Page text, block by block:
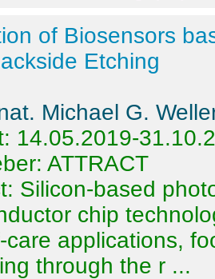
of Biosensors
Etching
Michael G.
14.05.2019-
ATTRACT
Silicon-based
chip
care applications,
through the r ...